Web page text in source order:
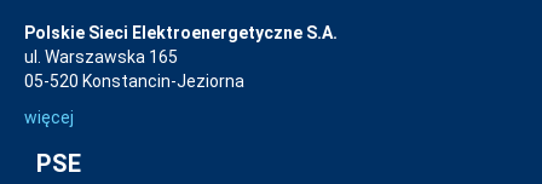
Polskie Sieci Elektroenergetyczne S.A.
ul. Warszawska 165
05-520 Konstancin-Jeziorna
więcej
PSE